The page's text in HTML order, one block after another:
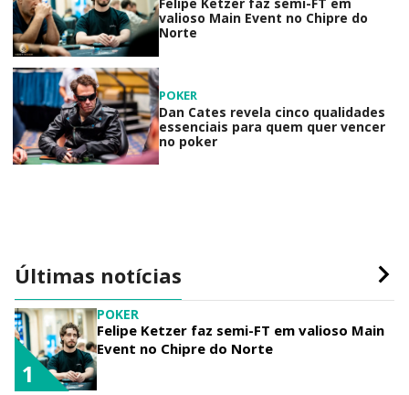
Felipe Ketzer faz semi-FT em
valioso Main Event no Chipre do
Norte
POKER
Dan Cates revela cinco qualidades
essenciais para quem quer vencer
no poker
Últimas notícias
POKER
Felipe Ketzer faz semi-FT em valioso Main
Event no Chipre do Norte
1